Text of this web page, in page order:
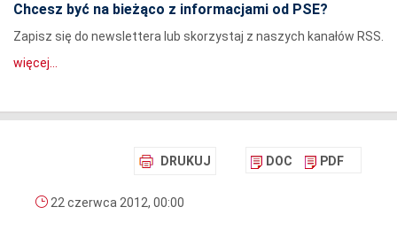
Chcesz być na bieżąco z informacjami od PSE?
Zapisz się do newslettera lub skorzystaj z naszych kanałów RSS.
więcej...
DRUKUJ DOC PDF
22 czerwca 2012, 00:00